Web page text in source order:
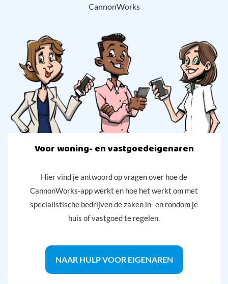
CannonWorks
Voor woning- en vastgoedeigenaren
Hier vind je antwoord op vragen over hoe de
CannonWorks-app werkt en hoe het werkt om met
specialistische bedrijven de zaken in- en rondom je
huis of vastgoed te regelen.
NAAR HULP VOOR EIGENAREN